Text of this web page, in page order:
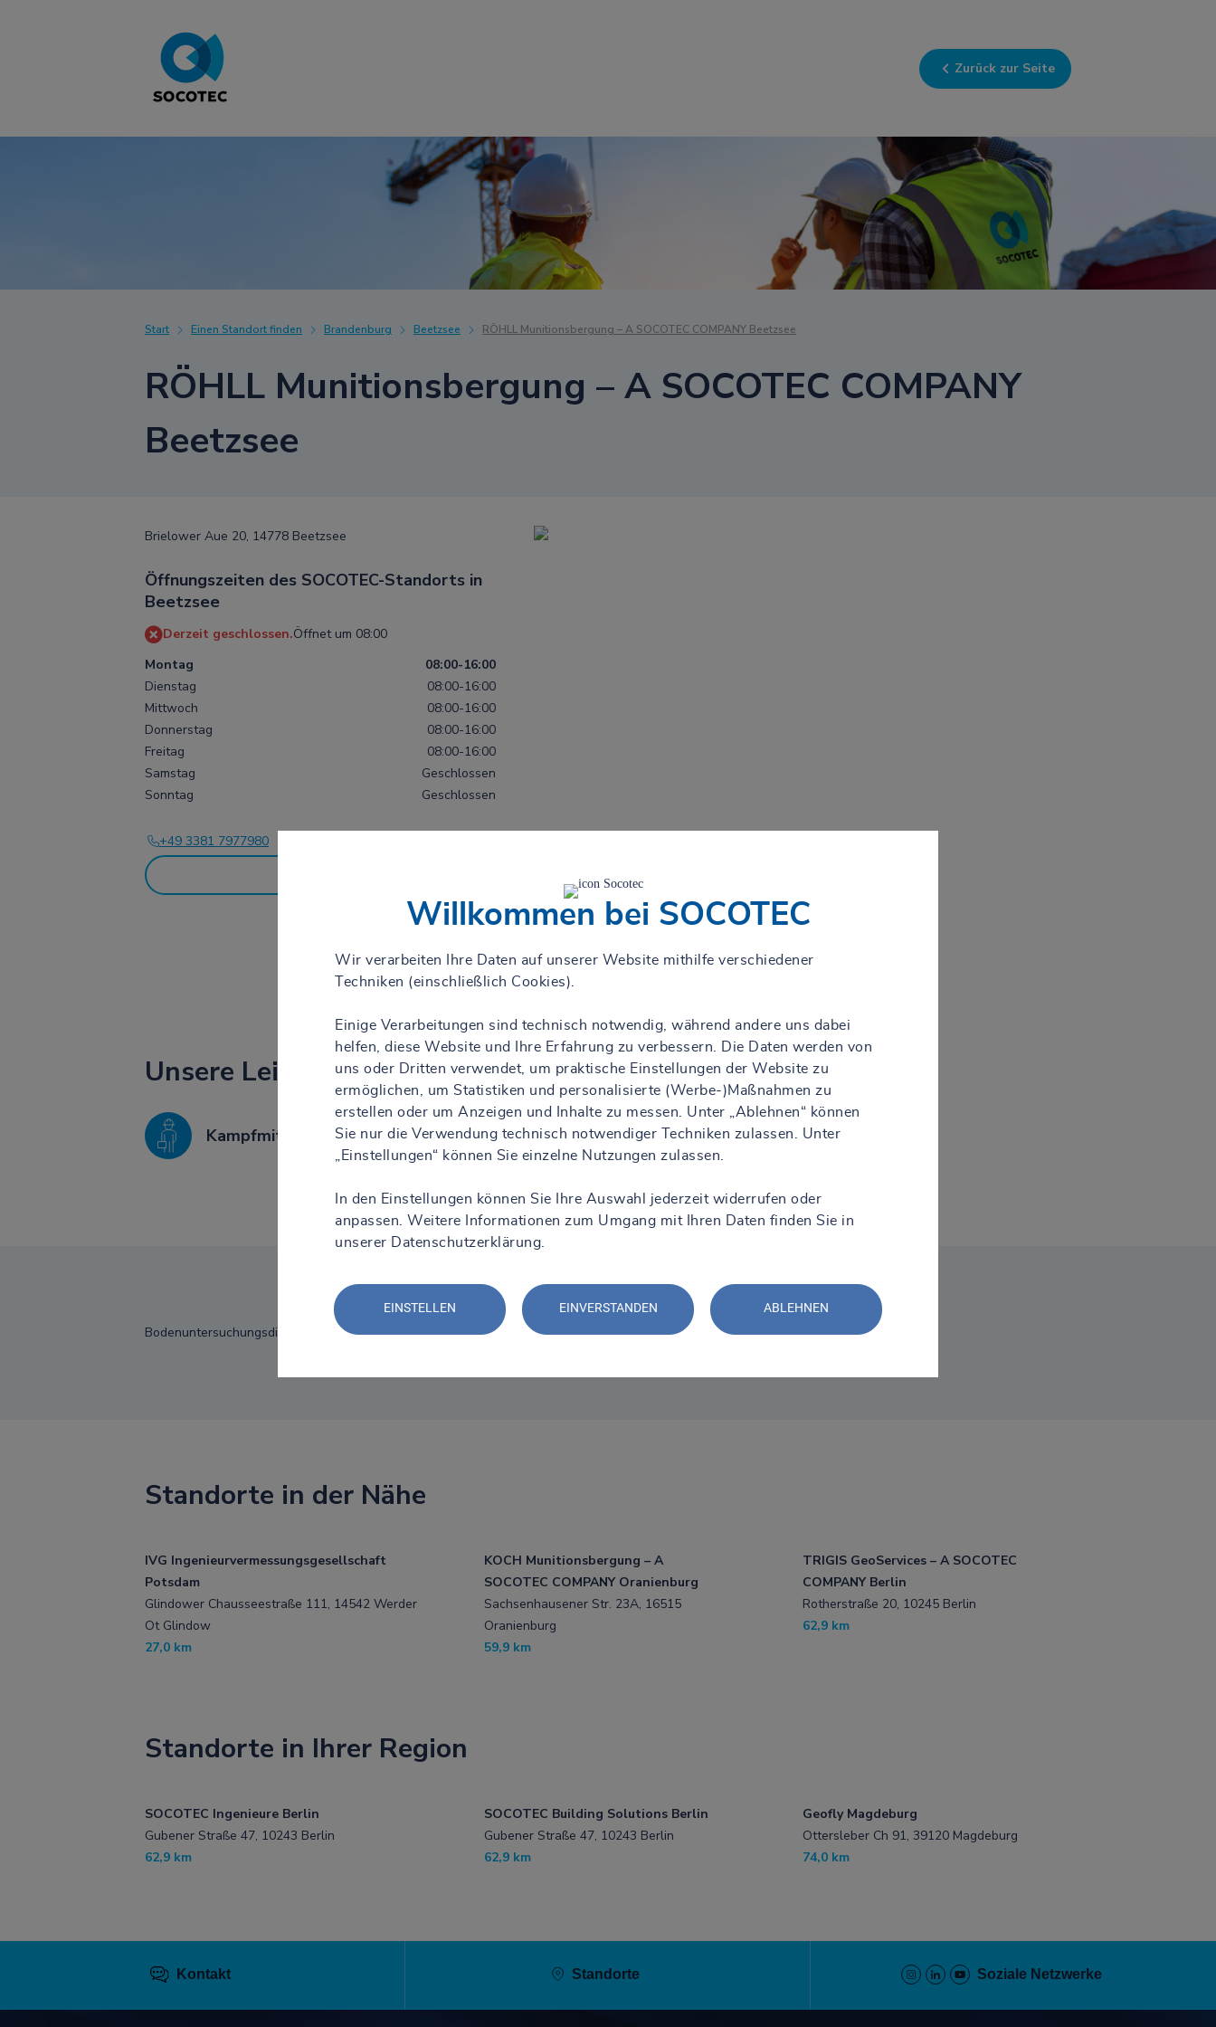
Zurück zur Seite
Start Einen Standort finden Brandenburg Beetzsee RÖHLL Munitionsbergung – A SOCOTEC COMPANY Beetzsee
RÖHLL Munitionsbergung – A SOCOTEC COMPANY
Beetzsee
Brielower Aue 20, 14778 Beetzsee
Öffnungszeiten des SOCOTEC-Standorts in
Beetzsee
Derzeit geschlossen.Öffnet um 08:00
Montag
08:00-16:00
Dienstag
08:00-16:00
Mittwoch
08:00-16:00
Donnerstag
08:00-16:00
Freitag
08:00-16:00
Samstag
Geschlossen
Sonntag
Geschlossen
+49 3381 7977980
Unsere Leistungen
Kampfmittelbergung
Bodenuntersuchungsdienst
Standorte in der Nähe
IVG Ingenieurvermessungsgesellschaft
Potsdam
Glindower Chausseestraße 111, 14542 Werder
Ot Glindow
27,0 km
KOCH Munitionsbergung – A
SOCOTEC COMPANY Oranienburg
Sachsenhausener Str. 23A, 16515
Oranienburg
59,9 km
TRIGIS GeoServices – A SOCOTEC
COMPANY Berlin
Rotherstraße 20, 10245 Berlin
62,9 km
Standorte in Ihrer Region
SOCOTEC Ingenieure Berlin
Gubener Straße 47, 10243 Berlin
62,9 km
SOCOTEC Building Solutions Berlin
Gubener Straße 47, 10243 Berlin
62,9 km
Geofly Magdeburg
Ottersleber Ch 91, 39120 Magdeburg
74,0 km
Kontakt Standorte Soziale Netzwerke
Willkommen bei SOCOTEC
Wir verarbeiten Ihre Daten auf unserer Website mithilfe verschiedener
Techniken (einschließlich Cookies).
Einige Verarbeitungen sind technisch notwendig, während andere uns dabei
helfen, diese Website und Ihre Erfahrung zu verbessern. Die Daten werden von
uns oder Dritten verwendet, um praktische Einstellungen der Website zu
ermöglichen, um Statistiken und personalisierte (Werbe-)Maßnahmen zu
erstellen oder um Anzeigen und Inhalte zu messen. Unter „Ablehnen“ können
Sie nur die Verwendung technisch notwendiger Techniken zulassen. Unter
„Einstellungen“ können Sie einzelne Nutzungen zulassen.
In den Einstellungen können Sie Ihre Auswahl jederzeit widerrufen oder
anpassen. Weitere Informationen zum Umgang mit Ihren Daten finden Sie in
unserer Datenschutzerklärung
EINSTELLEN EINVERSTANDEN ABLEHNEN